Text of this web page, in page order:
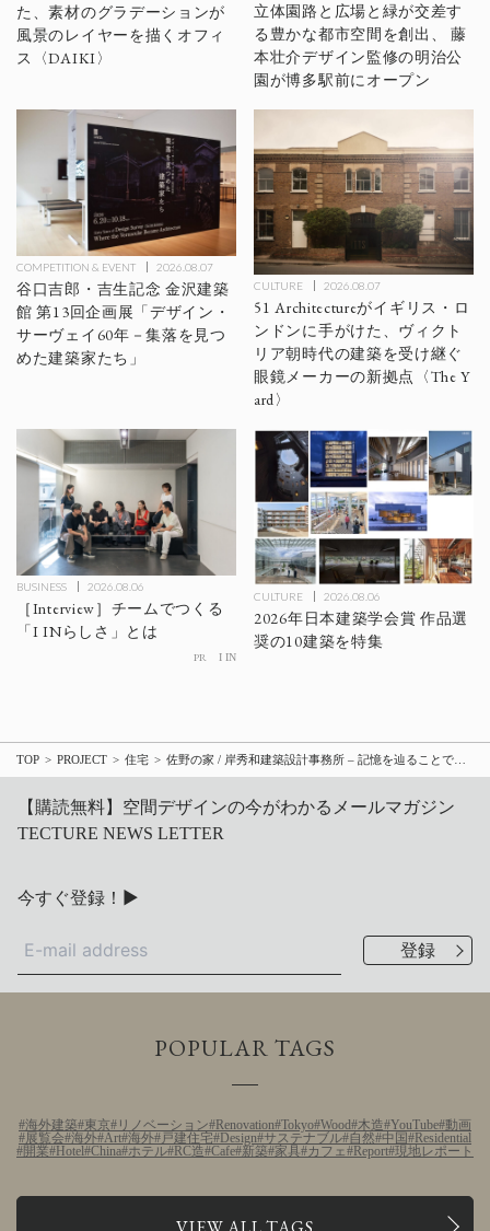
た、素材のグラデーションが
風景のレイヤーを描くオフィ
ス〈DAIKI〉
立体園路と広場と緑が交差す
る豊かな都市空間を創出、 藤
本壮介デザイン監修の明治公
園が博多駅前にオープン
COMPETITION & EVENT 2026.08.07
谷口吉郎・吉生記念 金沢建築
館 第13回企画展「デザイン・
サーヴェイ60年－集落を見つ
めた建築家たち」
CULTURE 2026.08.07
51 Architectureがイギリス・ロ
ンドンに手がけた、ヴィクト
リア朝時代の建築を受け継ぐ
眼鏡メーカーの新拠点〈The Y
ard〉
BUSINESS 2026.08.06
［Interview］チームでつくる
「I INらしさ」とは
PR I IN
CULTURE 2026.08.06
2026年日本建築学会賞 作品選
奨の10建築を特集
TOP PROJECT 住宅
【購読無料】空間デザインの今がわかるメールマガジン
TECTURE NEWS LETTER
今すぐ登録！▶
POPULAR TAGS
海外建築 東京 リノベーション Renovation Tokyo Wood 木造 YouTube 動画
展覧会 海外 Art 海外 戸建住宅 Design サステナブル 自然 中国
Residential
開業
Hotel China ホテル RC造 Cafe 新築 家具 カフェ Report 現地レポート